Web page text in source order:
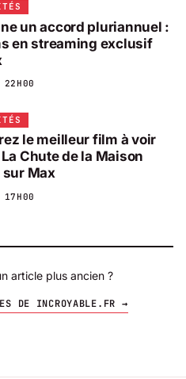
un accord pluriannuel :
en streaming exclusif
le meilleur film à voir
Chute de la Maison
sur Max
article plus ancien ?
DE INCROYABLE.FR →